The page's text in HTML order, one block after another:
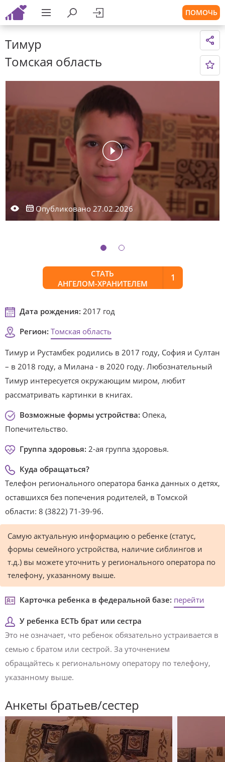
ПОМОЧЬ
Тимур
Томская область
Опубликовано 27.02.2026
СТАТЬ
АНГЕЛОМ-ХРАНИТЕЛЕМ
1
Дата рождения: 2017 год
Регион: Томская область
Тимур и Рустамбек родились в 2017 году, София и Султан
– в 2018 году, а Милана - в 2020 году. Любознательный
Тимур интересуется окружающим миром, любит
рассматривать картинки в книгах.
Возможные формы устройства: Опека,
Попечительство.
Группа здоровья: 2-ая группа здоровья.
Куда обращаться?
Телефон регионального оператора банка данных о детях,
оставшихся без попечения родителей, в Томской
области: 8 (3822) 71-39-96.
Самую актуальную информацию о ребенке (статус,
формы семейного устройства, наличие сиблингов и
т.д.) вы можете уточнить у регионального оператора по
телефону, указанному выше.
Карточка ребенка в федеральной базе: перейти
У ребенка ЕСТЬ брат или сестра
Это не означает, что ребенок обязательно устраивается в
семью с братом или сестрой. За уточнением
обращайтесь к региональному оператору по телефону,
указанному выше.
Анкеты братьев/сестер